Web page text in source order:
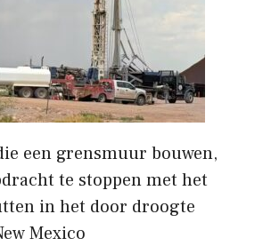
een grensmuur bouwen,
te stoppen met het
in het door droogte
Mexico